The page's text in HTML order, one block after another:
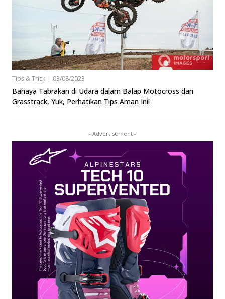
Tips & Trick | 03/08/2023
Bahaya Tabrakan di Udara dalam Balap Motocross dan
Grasstrack, Yuk, Perhatikan Tips Aman Ini!
- Advertisement -